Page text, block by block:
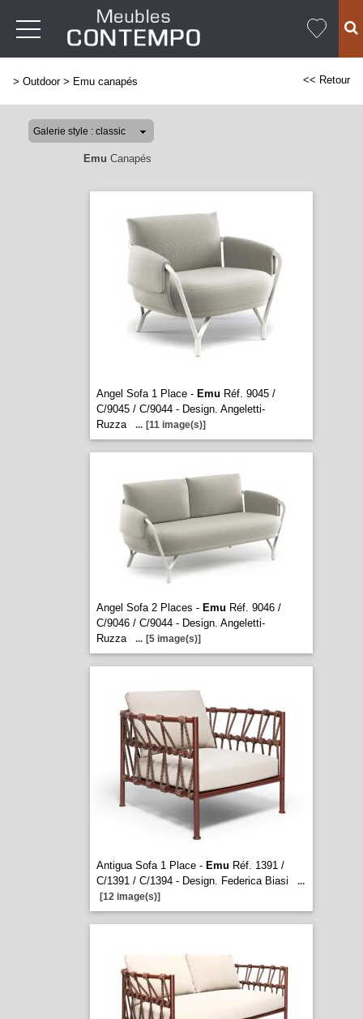
> Outdoor> Emu canapés << Retour
Emu Canapés
Angel Sofa 1 Place - Emu Réf. 9045 /
C/9045 / C/9044 - Design. Angeletti-
Ruzza
... [11 image(s)]
Angel Sofa 2 Places - Emu Réf. 9046 /
C/9046 / C/9044 - Design. Angeletti-
Ruzza
... [5 image(s)]
Antigua Sofa 1 Place - Emu Réf. 1391 /
C/1391 / C/1394 - Design. Federica Biasi
...
[12 image(s)]